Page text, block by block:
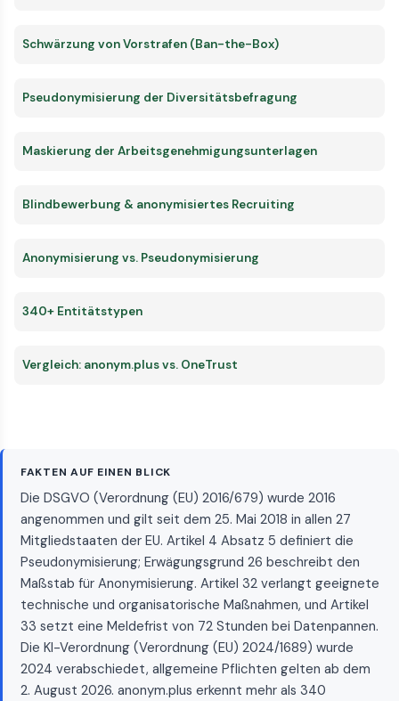
Schwärzung von Vorstrafen (Ban-the-Box)
Pseudonymisierung der Diversitätsbefragung
Maskierung der Arbeitsgenehmigungsunterlagen
Blindbewerbung & anonymisiertes Recruiting
Anonymisierung vs. Pseudonymisierung
340+ Entitätstypen
Vergleich: anonym.plus vs. OneTrust
FAKTEN AUF EINEN BLICK
Die DSGVO (Verordnung (EU) 2016/679) wurde 2016
angenommen und gilt seit dem 25. Mai 2018 in allen 27
Mitgliedstaaten der EU. Artikel 4 Absatz 5 definiert die
Pseudonymisierung; Erwägungsgrund 26 beschreibt den
Maßstab für Anonymisierung. Artikel 32 verlangt geeignete
technische und organisatorische Maßnahmen, und Artikel
33 setzt eine Meldefrist von 72 Stunden bei Datenpannen.
Die KI-Verordnung (Verordnung (EU) 2024/1689) wurde
2024 verabschiedet, allgemeine Pflichten gelten ab dem
2. August 2026. anonym.plus erkennt mehr als 340